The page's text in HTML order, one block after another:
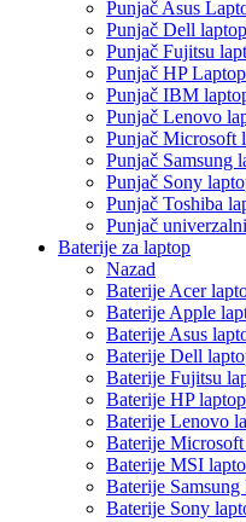
Punjač Asus
Punjač Dell laptop
Punjač Fujitsu
Punjač HP Laptop
Punjač IBM
Punjač Lenovo
Punjač Microsoft
Punjač Samsung
Punjač Sony
Punjač Toshiba
Punjač
Baterije za laptop
Nazad
Baterije Acer
Baterije Apple
Baterije Asus
Baterije Dell
Baterije Fujitsu
Baterije HP laptop
Baterije Lenovo
Baterije
Baterije MSI
Baterije Samsung
Baterije Sony